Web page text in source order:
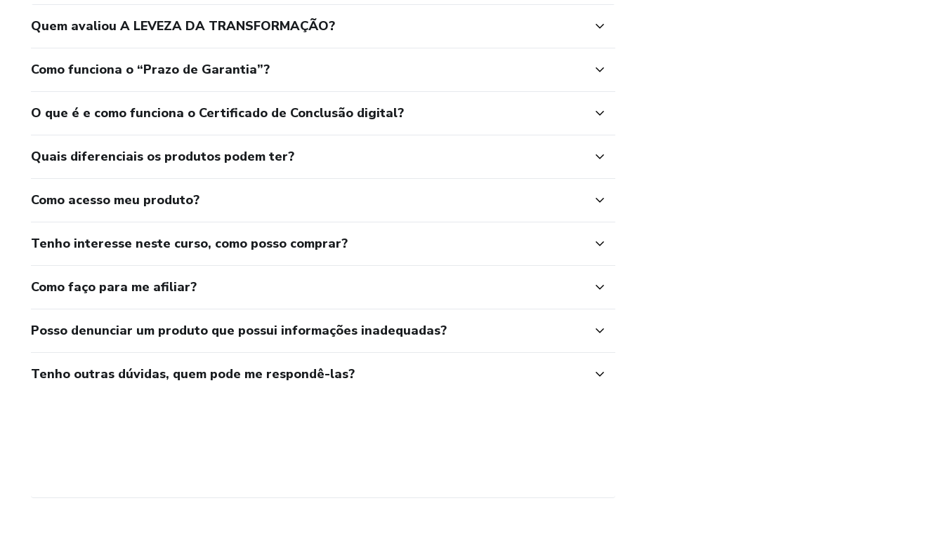
Quem avaliou A LEVEZA DA TRANSFORMAÇÃO?
Como funciona o “Prazo de Garantia”?
O que é e como funciona o Certificado de Conclusão digital?
Quais diferenciais os produtos podem ter?
Como acesso meu produto?
Tenho interesse neste curso, como posso comprar?
Como faço para me afiliar?
Posso denunciar um produto que possui informações inadequadas?
Tenho outras dúvidas, quem pode me respondê-las?